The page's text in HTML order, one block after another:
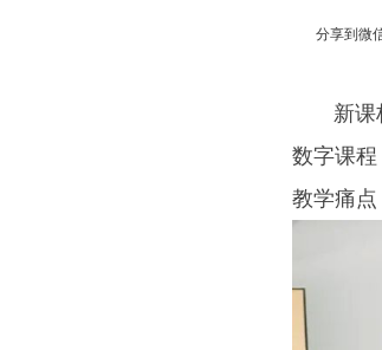
分享到微
新课标
数字课
教学痛点